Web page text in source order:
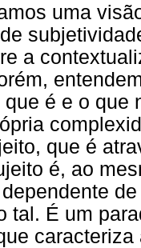
uma
a
é e o que
que é
é, ao
tal. É um
caracteriza